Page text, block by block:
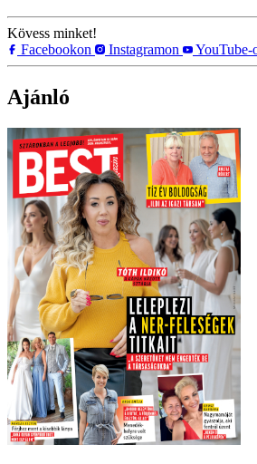
Kövess minket!
Facebookon
Instagramon YouTube-
Ajánló